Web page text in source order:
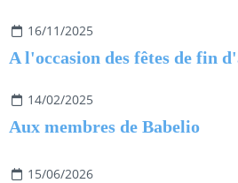
16/11/2025
A l'occasion des fêtes de fin
14/02/2025
Aux membres de Babelio
15/06/2026